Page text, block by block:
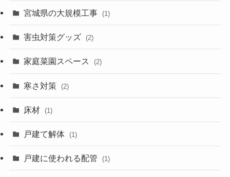
宮城県の大規模工事 (1)
害虫対策グッズ (2)
家庭菜園スペース (2)
寒さ対策 (2)
床材 (1)
戸建て解体 (1)
戸建に使われる配管 (1)